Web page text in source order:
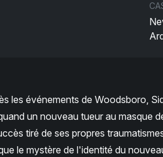
les événements de Woodsboro,
un nouveau tueur au masque
tiré de ses propres
le mystère de l'identité du